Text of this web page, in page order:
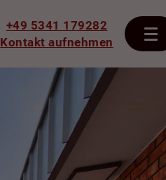
+49 5341 179282
Kontakt aufnehmen